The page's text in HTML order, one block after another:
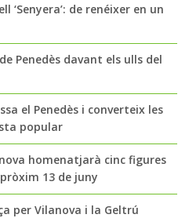
‘Senyera’: de renéixer en un
Penedès davant els ulls del
el Penedès i converteix les
popular
homenatjarà cinc figures
13 de juny
per Vilanova i la Geltrú